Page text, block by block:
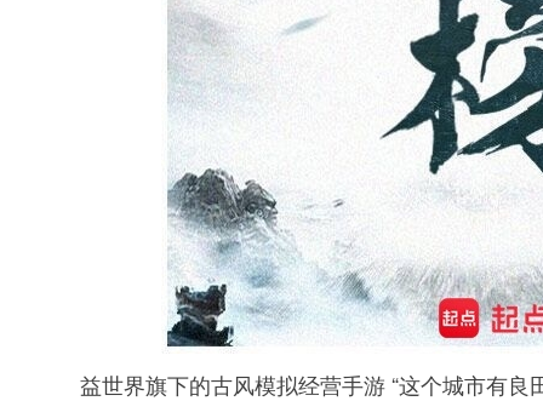
益世界旗下的古风模拟经营手游 “这个城市有良